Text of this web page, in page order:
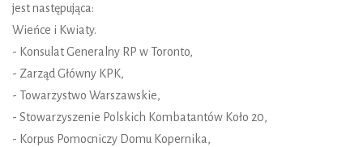
jest następująca:
Wieńce i Kwiaty.
- Konsulat Generalny RP w Toronto,
- Zarząd Główny KPK,
- Towarzystwo Warszawskie,
- Stowarzyszenie Polskich Kombatantów Koło 20,
- Korpus Pomocniczy Domu Kopernika,